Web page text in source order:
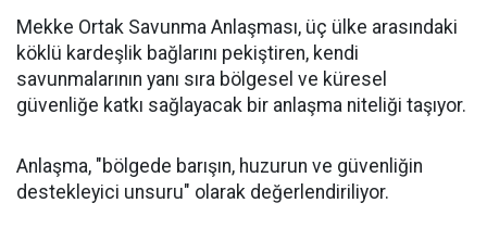
Mekke Ortak Savunma Anlaşması, üç ülke arasındaki
köklü kardeşlik bağlarını pekiştiren, kendi
savunmalarının yanı sıra bölgesel ve küresel
güvenliğe katkı sağlayacak bir anlaşma niteliği taşıyor.
Anlaşma, "bölgede barışın, huzurun ve güvenliğin
destekleyici unsuru" olarak değerlendiriliyor.